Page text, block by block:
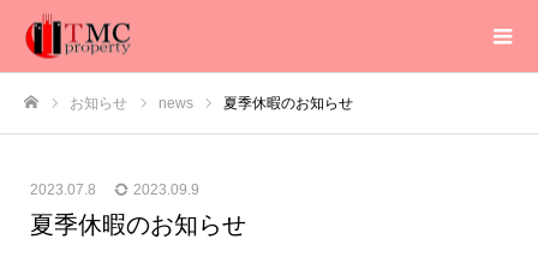
お知らせ news 夏季休暇のお知らせ
2023.07.8 2023.09.9
夏季休暇のお知らせ